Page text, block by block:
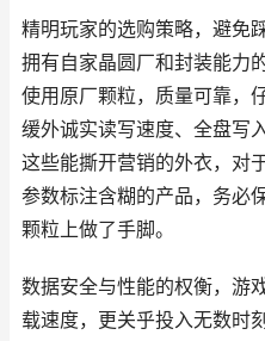
精明玩家的选购策略，避免
拥有自家晶圆厂和封装能力
使用原厂颗粒，质量可靠，
缓外诚实读写速度、全盘写
这些能撕开营销的外衣，对
参数标注含糊的产品，务必
颗粒上做了手脚。
数据安全与性能的权衡，游
载速度，更关乎投入无数时